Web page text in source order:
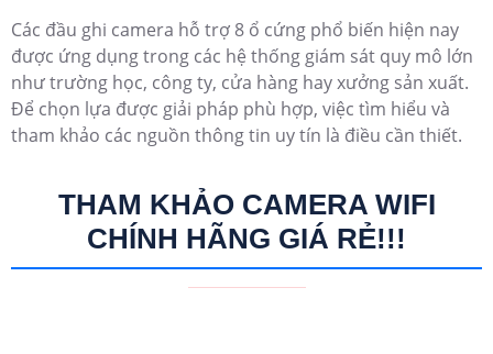
Các đầu ghi camera hỗ trợ 8 ổ cứng phổ biến hiện nay
được ứng dụng trong các hệ thống giám sát quy mô lớn
như trường học, công ty, cửa hàng hay xưởng sản xuất.
Để chọn lựa được giải pháp phù hợp, việc tìm hiểu và
tham khảo các nguồn thông tin uy tín là điều cần thiết.
THAM KHẢO CAMERA WIFI
CHÍNH HÃNG GIÁ RẺ!!!